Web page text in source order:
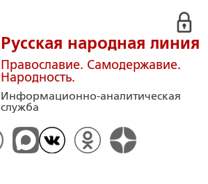
Русская народная линия
Православие. Самодержавие.
Народность.
Информационно-аналитическая
служба